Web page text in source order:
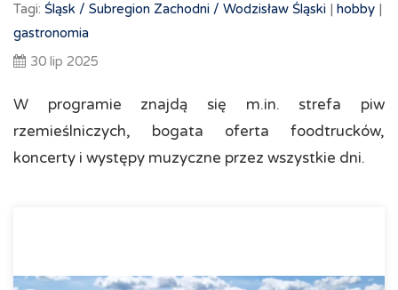
Tagi: Śląsk / Subregion Zachodni / Wodzisław Śląski | hobby |
gastronomia
30 lip 2025
W programie znajdą się m.in. strefa piw
rzemieślniczych, bogata oferta foodtrucków,
koncerty i występy muzyczne przez wszystkie dni.